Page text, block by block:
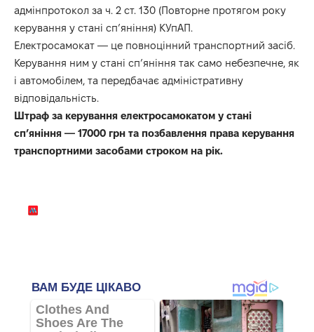
адмінпротокол за ч. 2 ст. 130 (Повторне протягом року
керування у стані спʼяніння) КУпАП.
Електросамокат — це повноцінний транспортний засіб.
Керування ним у стані сп’яніння так само небезпечне, як
і автомобілем, та передбачає адміністративну
відповідальність.
Штраф за керування електросамокатом у стані
спʼяніння — 17000 грн та позбавлення права керування
транспортними засобами строком на рік.